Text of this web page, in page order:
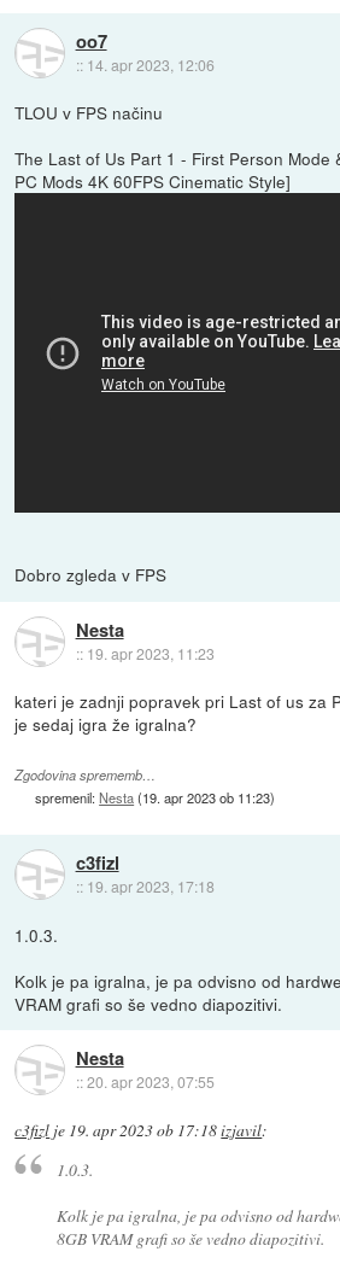
oo7
:: 14. apr 2023, 12:06
TLOU v FPS načinu
The Last of Us Part 1 - First Person Mode
PC Mods 4K 60FPS Cinematic Style]
Dobro zgleda v FPS
Nesta
:: 19. apr 2023, 11:23
kateri je zadnji popravek pri Last of us za
je sedaj igra že igralna?
Zgodovina sprememb…
spremenil:Nesta(19. apr 2023 ob 11:23)
c3fizl
:: 19. apr 2023, 17:18
1.0.3.
Kolk je pa igralna, je pa odvisno od
VRAM grafi so še vedno diapozitivi.
Nesta
::20. apr 2023, 07:55
c3fizl je 19. apr 2023 ob 17:18izjavil:
1.0.3.
Kolk je pa igralna, je pa odvisno od
8GB VRAM grafi so še vedno diapozitivi.